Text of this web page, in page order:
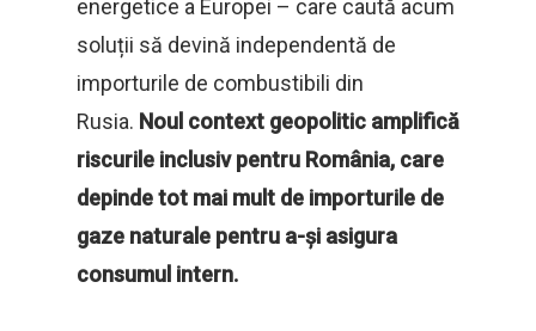
energetice a Europei – care caută acum
soluții să devină independentă de
importurile de combustibili din
Rusia. Noul context geopolitic amplifică
riscurile inclusiv pentru România, care
depinde tot mai mult de importurile de
gaze naturale pentru a-și asigura
consumul intern.